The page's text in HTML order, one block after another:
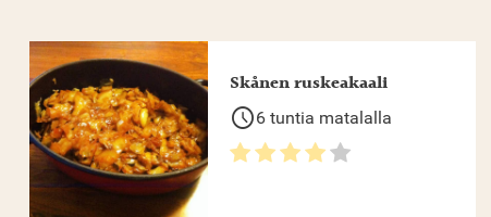
Skånen ruskeakaali
schedule6 tuntia matalalla